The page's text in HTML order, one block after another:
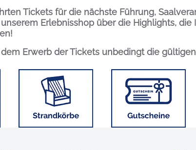
Tickets für die nächste Führung,
Erlebnisshop über die Highlights, die
Erwerb der Tickets unbedingt die gültigen